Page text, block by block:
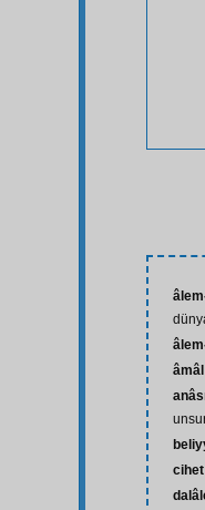
âmâl
cihet